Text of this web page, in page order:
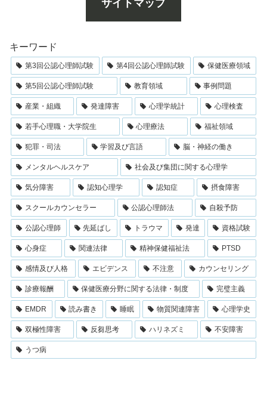
サイトマップ
キーワード
第3回公認心理師試験 第4回公認心理師試験 保健医療領域
第5回公認心理師試験 教育領域 事例問題
産業・組織 発達障害 心理学統計 心理検査
若手心理職・大学院生 心理療法 福祉領域
犯罪・司法 学習及び言語 脳・神経の働き
メンタルヘルスケア 社会及び集団に関する心理学
気分障害 認知心理学 認知症 摂食障害
スクールカウンセラー 公認心理師法 自殺予防
公認心理師 先延ばし トラウマ 発達 資格試験
心身症 関連法律 精神保健福祉法 PTSD
感情及び人格 エビデンス 不注意 カウンセリング
診療報酬 保健医療分野に関する法律・制度 完璧主義
EMDR 読み書き 睡眠 物質関連障害 心理学史
双極性障害 反芻思考 ハリネズミ 不安障害
うつ病